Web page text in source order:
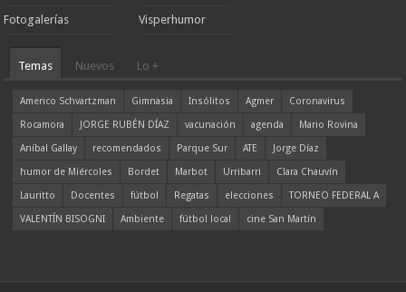
Fotogalerías Visperhumor
Temas Nuevos Lo +
Americo Schvartzman Gimnasia Insólitos Agmer
Coronavirus
Rocamora
JORGE RUBÉN DÍAZ vacunación agenda
Mario Rovina
Aníbal Gallay
recomendados Parque Sur ATE
Jorge Díaz
humor de Miércoles
Bordet Marbot Urribarri
Clara Chauvín
Lauritto
Docentes fútbol Regatas elecciones
TORNEO FEDERAL A
VALENTÍN BISOGNI
Ambiente fútbol local cine San Martín